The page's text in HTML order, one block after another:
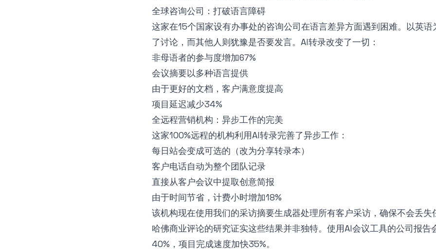
全球咨询公司：打破语言障碍
这家在15个国家设有办事处的咨询公司在语言差异方面遇到困难。以英语
了讨论，而其他人则犹豫是否要发言。AI转录改变了一切：
非母语者的参与度增加67%
会议摘要以多种语言提供
由于更好的文档，客户满意度提高
项目延迟减少34%
全远程营销机构：异步工作的完美
这家100%远程的机构利用AI转录完善了异步工作：
每日站会变成可选的（改为分享转录本）
客户电话自动为整个团队记录
直接从客户会议中提取创意简报
由于时间节省，计费小时增加18%
该机构现在使用我们的采访摘要生成器处理所有客户采访，确保不会丢失
哈佛商业评论的研究证实这些结果并非独特。使用AI会议工具的公司报告
40%，项目完成速度加快35%。